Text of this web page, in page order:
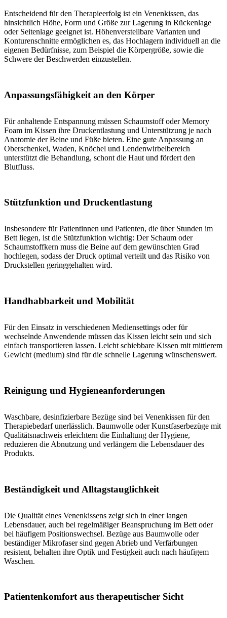
Entscheidend für den Therapieerfolg ist ein Venenkissen, das
hinsichtlich Höhe, Form und Größe zur Lagerung in Rückenlage
oder Seitenlage geeignet ist. Höhenverstellbare Varianten und
Konturenschnitte ermöglichen es, das Hochlagern individuell an die
eigenen Bedürfnisse, zum Beispiel die Körpergröße, sowie die
Schwere der Beschwerden einzustellen.
Anpassungsfähigkeit an den Körper
Für anhaltende Entspannung müssen Schaumstoff oder Memory
Foam im Kissen ihre Druckentlastung und Unterstützung je nach
Anatomie der Beine und Füße bieten. Eine gute Anpassung an
Oberschenkel, Waden, Knöchel und Lendenwirbelbereich
unterstützt die Behandlung, schont die Haut und fördert den
Blutfluss.
Stützfunktion und Druckentlastung
Insbesondere für Patientinnen und Patienten, die über Stunden im
Bett liegen, ist die Stützfunktion wichtig: Der Schaum oder
Schaumstoffkern muss die Beine auf dem gewünschten Grad
hochlegen, sodass der Druck optimal verteilt und das Risiko von
Druckstellen geringgehalten wird.
Handhabbarkeit und Mobilität
Für den Einsatz in verschiedenen Mediensettings oder für
wechselnde Anwendende müssen das Kissen leicht sein und sich
einfach transportieren lassen. Leicht schiebbare Kissen mit mittlerem
Gewicht (medium) sind für die schnelle Lagerung wünschenswert.
Reinigung und Hygieneanforderungen
Waschbare, desinfizierbare Bezüge sind bei Venenkissen für den
Therapiebedarf unerlässlich. Baumwolle oder Kunstfaserbezüge mit
Qualitätsnachweis erleichtern die Einhaltung der Hygiene,
reduzieren die Abnutzung und verlängern die Lebensdauer des
Produkts.
Beständigkeit und Alltagstauglichkeit
Die Qualität eines Venenkissens zeigt sich in einer langen
Lebensdauer, auch bei regelmäßiger Beanspruchung im Bett oder
bei häufigem Positionswechsel. Bezüge aus Baumwolle oder
beständiger Mikrofaser sind gegen Abrieb und Verfärbungen
resistent, behalten ihre Optik und Festigkeit auch nach häufigem
Waschen.
Patientenkomfort aus therapeutischer Sicht